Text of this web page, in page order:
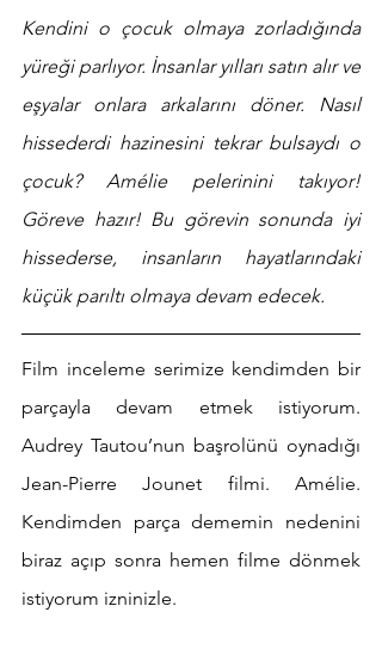
Kendini o çocuk olmaya zorladığında
yüreği parlıyor. İnsanlar yılları satın alır ve
eşyalar onlara arkalarını döner. Nasıl
hissederdi hazinesini tekrar bulsaydı o
çocuk? Amélie pelerinini takıyor!
Göreve hazır! Bu görevin sonunda iyi
hissederse, insanların hayatlarındaki
küçük parıltı olmaya devam edecek.
Film inceleme serimize kendimden bir
parçayla devam etmek istiyorum.
Audrey Tautou’nun başrolünü oynadığı
Jean-Pierre Jounet filmi. Amélie.
Kendimden parça dememin nedenini
biraz açıp sonra hemen filme dönmek
istiyorum izninizle.